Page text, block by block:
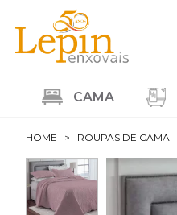
CAMA
HOME ROUPAS DE CAMA